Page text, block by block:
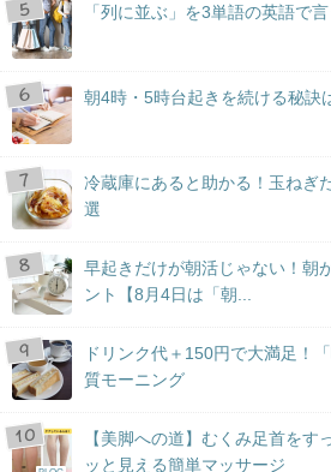
「列に並ぶ」を3単語の英語で
朝4時・5時台起きを続ける秘訣
冷蔵庫にあると助かる！玉ねぎ
選
早起きだけが朝活じゃない！朝
ント【8月4日は「朝...
ドリンク代＋150円で大満足！
質モーニング
【美脚への道】むくみ足首をす
ッと見える簡単マッサージ